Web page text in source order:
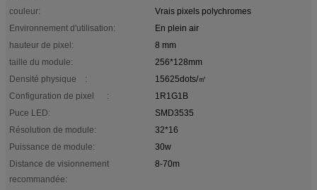
couleur:
Vrais pixels polychromes
Environnement d'utilisation:
En plein air
hauteur de pixel:
8 mm
taille du module:
256*128mm
Densité physique :
15625dots/㎡
Configuration de pixel :
1R1G1B
Puce LED:
SMD3535
Résolution de module:
32*16
Puissance de module:
30w
Distance de visionnement
recommandée:
8-70m